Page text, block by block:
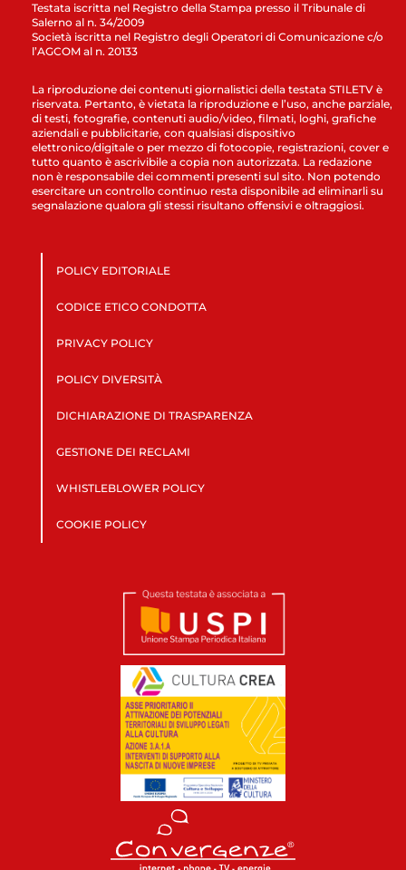
Testata iscritta nel Registro della Stampa presso il Tribunale di
Salerno al n. 34/2009
Società iscritta nel Registro degli Operatori di Comunicazione c/o
l’AGCOM al n. 20133
La riproduzione dei contenuti giornalistici della testata STILETV è
riservata. Pertanto, è vietata la riproduzione e l’uso, anche parziale,
di testi, fotografie, contenuti audio/video, filmati, loghi, grafiche
aziendali e pubblicitarie, con qualsiasi dispositivo
elettronico/digitale o per mezzo di fotocopie, registrazioni, cover e
tutto quanto è ascrivibile a copia non autorizzata. La redazione
non è responsabile dei commenti presenti sul sito. Non potendo
esercitare un controllo continuo resta disponibile ad eliminarli su
segnalazione qualora gli stessi risultano offensivi e oltraggiosi.
POLICY EDITORIALE
CODICE ETICO CONDOTTA
PRIVACY POLICY
POLICY DIVERSITÀ
DICHIARAZIONE DI TRASPARENZA
GESTIONE DEI RECLAMI
WHISTLEBLOWER POLICY
COOKIE POLICY